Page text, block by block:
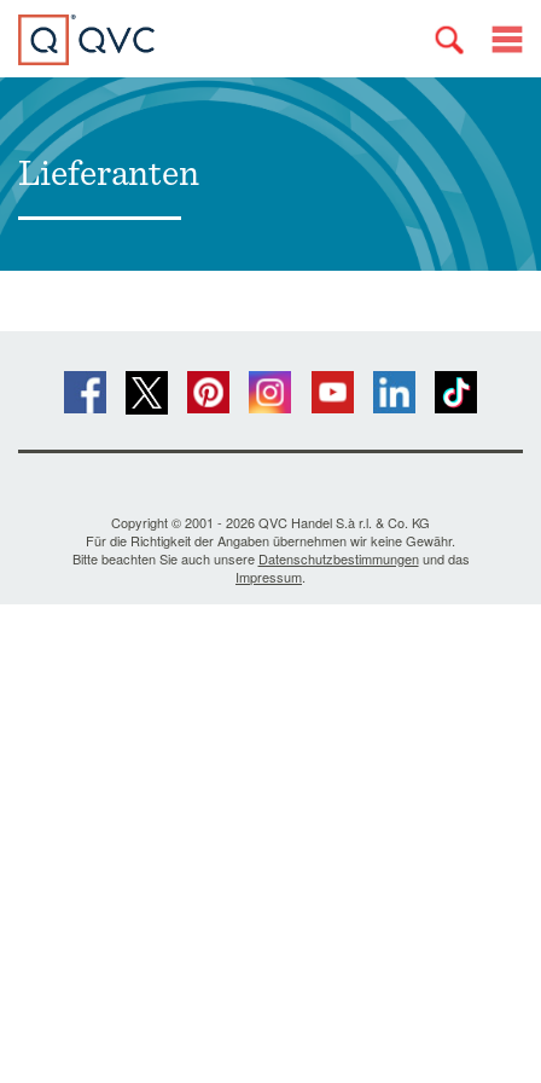
Lieferanten
Copyright © 2001 - 2026 QVC Handel S.à r.l. & Co. KG
Für die Richtigkeit der Angaben übernehmen wir keine Gewähr.
Bitte beachten Sie auch unsere Datenschutzbestimmungenund das
Impressum.